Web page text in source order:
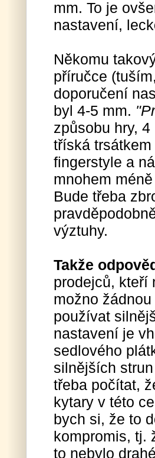
mm. To je
nastavení,
Někomu
příručce
doporučení
byl 4-5 mm.
způsobu hry,
tříská
fingerstyle a
mnohem
Bude třeba
výztuhy.
Takže
prodejců, kteří
možno
používat
nastavení je
sedlového
silnějších
třeba počítat,
kytary v této
bych si, že to
kompromis, tj.
to nebylo